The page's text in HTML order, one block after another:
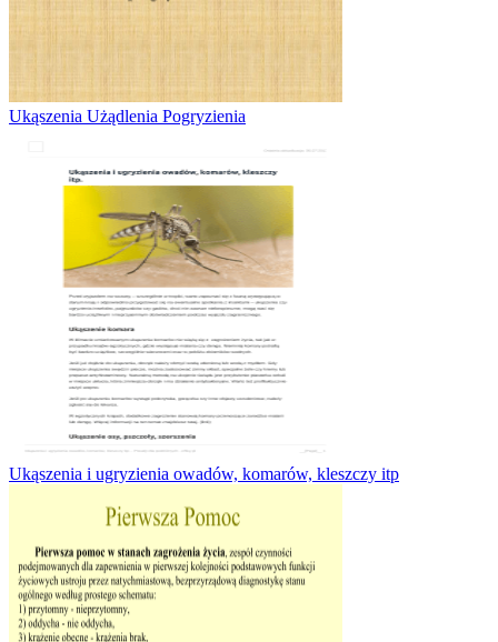
Ukąszenia Użądlenia Pogryzienia
Ukąszenia i ugryzienia owadów, komarów, kleszczy itp